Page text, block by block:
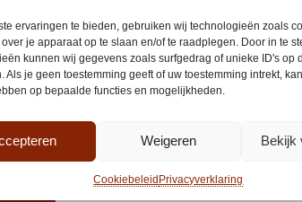
ervaringen te bieden, gebruiken wij technologieën zoals
je apparaat op te slaan en/of te raadplegen. Door in te
kunnen wij gegevens zoals surfgedrag of unieke ID's op
Als je geen toestemming geeft of uw toestemming intrekt,
op bepaalde functies en mogelijkheden.
Weigeren Bekijk
CookiebeleidPrivacyverklaring
Workshop Kleine
Kleine Arcana Datum:
& 8 oktober Tijd: 11.00/
delige Tarot workshop…
25 /
In